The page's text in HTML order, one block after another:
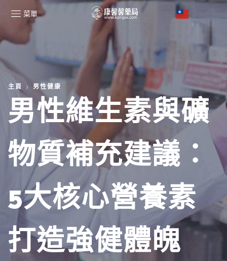
菜單
主頁 男性健康
男性維生素與礦
物質補充建議：
5大核心營養素
打造強健體魄